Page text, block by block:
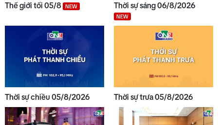
Thế giới tối 05/8 NEW Thời sự sáng 06/8/2026
NEW
Thời sự chiều 05/8/2026 Thời sự trưa 05/8/2026